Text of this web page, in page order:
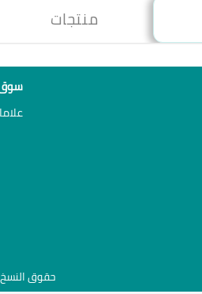
منتجات
حقوق النسخ